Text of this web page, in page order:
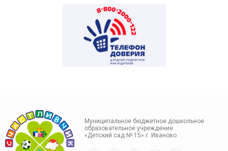
Муниципальное бюджетное дошкольное
образовательное учреждение
«Детский сад № 15» г. Иваново